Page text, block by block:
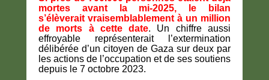
mortes avant la mi-2025, le bilan
s’élèverait vraisemblablement à un million
de morts à cette date. Un chiffre aussi
effroyable représenterait l’extermination
délibérée d’un citoyen de Gaza sur deux par
les actions de l’occupation et de ses soutiens
depuis le 7 octobre 2023.